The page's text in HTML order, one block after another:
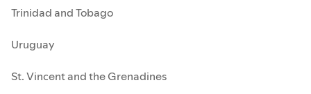
Trinidad and Tobago
Uruguay
St. Vincent and the Grenadines